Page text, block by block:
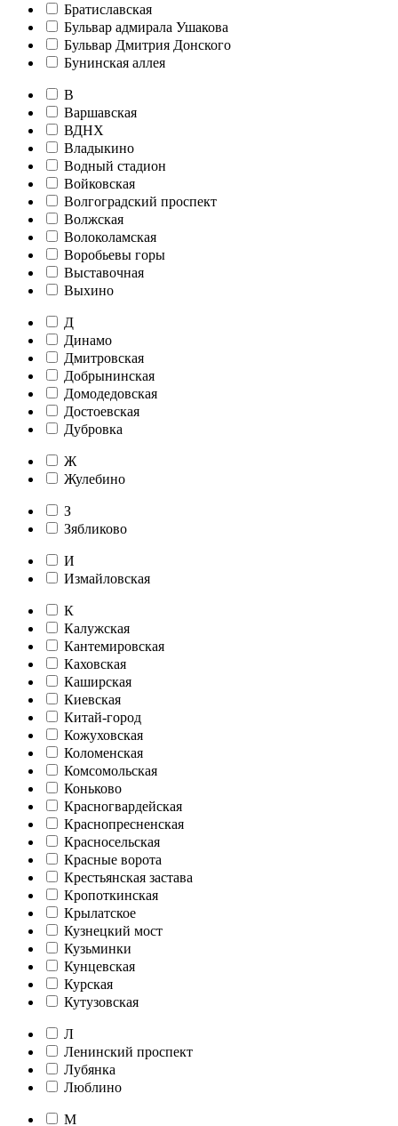
Братиславская
Бульвар адмирала Ушакова
Бульвар Дмитрия Донского
Бунинская аллея
В
Варшавская
ВДНХ
Владыкино
Водный стадион
Войковская
Волгоградский проспект
Волжская
Волоколамская
Воробьевы горы
Выставочная
Выхино
Д
Динамо
Дмитровская
Добрынинская
Домодедовская
Достоевская
Дубровка
Ж
Жулебино
З
Зябликово
И
Измайловская
К
Калужская
Кантемировская
Каховская
Каширская
Киевская
Китай-город
Кожуховская
Коломенская
Комсомольская
Коньково
Красногвардейская
Краснопресненская
Красносельская
Красные ворота
Крестьянская застава
Кропоткинская
Крылатское
Кузнецкий мост
Кузьминки
Кунцевская
Курская
Кутузовская
Л
Ленинский проспект
Лубянка
Люблино
М